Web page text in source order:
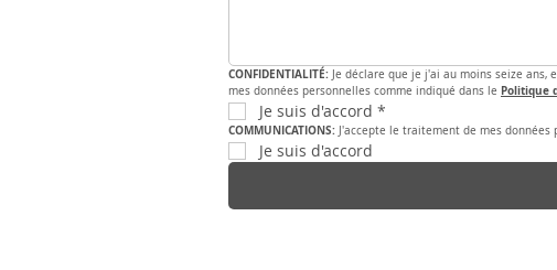
CONFIDENTIALITÉ: Je déclare que je j'ai au moins seize
mes données personnelles comme indiqué dans le Politique
Je suis d'accord *
COMMUNICATIONS: J'accepte le traitement de mes données
Je suis d'accord